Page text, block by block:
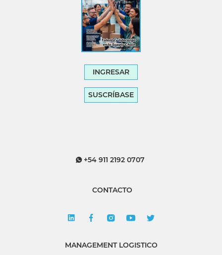
INGRESAR
SUSCRÍBASE
+54 911 2192 0707
CONTACTO
MANAGEMENT LOGISTICO